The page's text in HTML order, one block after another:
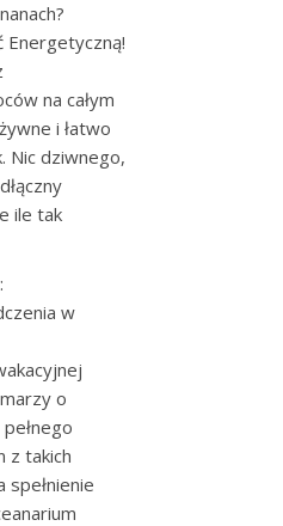
i szczupłej sylwetki!
Energetyczną!
na całym
i łatwo
Nic dziwnego,
ile tak
w
o
z takich
spełnienie